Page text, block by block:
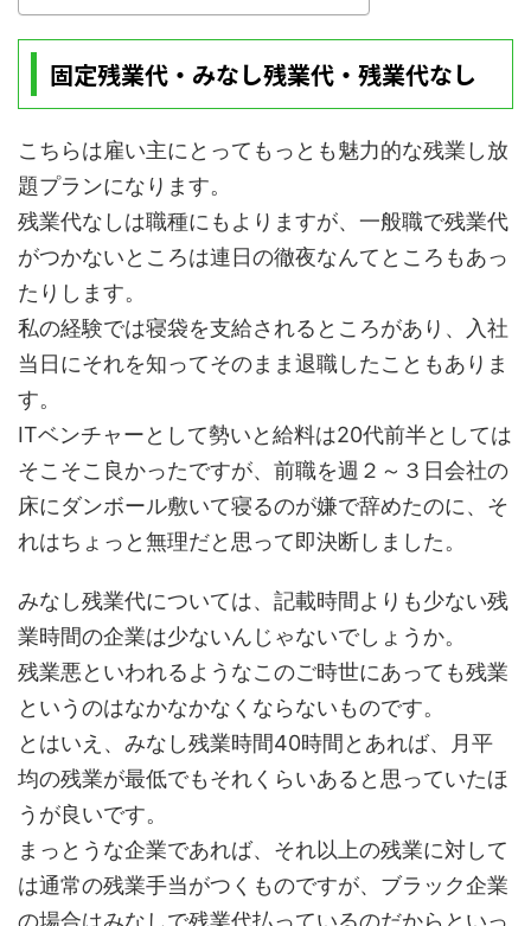
固定残業代・みなし残業代・残業代なし
こちらは雇い主にとってもっとも魅力的な残業し放
題プランになります。
残業代なしは職種にもよりますが、一般職で残業代
がつかないところは連日の徹夜なんてところもあっ
たりします。
私の経験では寝袋を支給されるところがあり、入社
当日にそれを知ってそのまま退職したこともありま
す。
ITベンチャーとして勢いと給料は20代前半としては
そこそこ良かったですが、前職を週２～３日会社の
床にダンボール敷いて寝るのが嫌で辞めたのに、そ
れはちょっと無理だと思って即決断しました。
みなし残業代については、記載時間よりも少ない残
業時間の企業は少ないんじゃないでしょうか。
残業悪といわれるようなこのご時世にあっても残業
というのはなかなかなくならないものです。
とはいえ、みなし残業時間40時間とあれば、月平
均の残業が最低でもそれくらいあると思っていたほ
うが良いです。
まっとうな企業であれば、それ以上の残業に対して
は通常の残業手当がつくものですが、ブラック企業
の場合はみなしで残業代払っているのだからといっ